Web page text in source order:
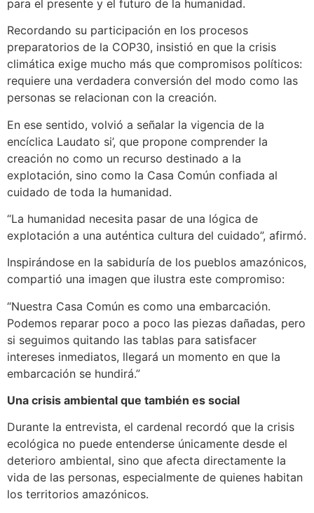
para el presente y el futuro de la humanidad.
Recordando su participación en los procesos
preparatorios de la COP30, insistió en que la crisis
climática exige mucho más que compromisos políticos:
requiere una verdadera conversión del modo como las
personas se relacionan con la creación.
En ese sentido, volvió a señalar la vigencia de la
encíclica Laudato si’, que propone comprender la
creación no como un recurso destinado a la
explotación, sino como la Casa Común confiada al
cuidado de toda la humanidad.
“La humanidad necesita pasar de una lógica de
explotación a una auténtica cultura del cuidado”, afirmó.
Inspirándose en la sabiduría de los pueblos amazónicos,
compartió una imagen que ilustra este compromiso:
“Nuestra Casa Común es como una embarcación.
Podemos reparar poco a poco las piezas dañadas, pero
si seguimos quitando las tablas para satisfacer
intereses inmediatos, llegará un momento en que la
embarcación se hundirá.”
Una crisis ambiental que también es social
Durante la entrevista, el cardenal recordó que la crisis
ecológica no puede entenderse únicamente desde el
deterioro ambiental, sino que afecta directamente la
vida de las personas, especialmente de quienes habitan
los territorios amazónicos.